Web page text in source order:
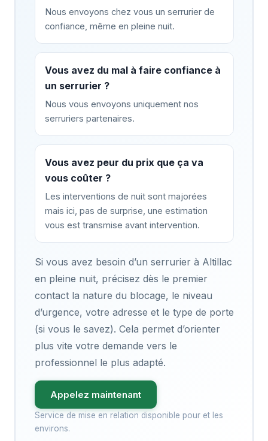
Nous envoyons chez vous un serrurier de
confiance, même en pleine nuit.
Vous avez du mal à faire confiance à
un serrurier ?
Nous vous envoyons uniquement nos
serruriers partenaires.
Vous avez peur du prix que ça va
vous coûter ?
Les interventions de nuit sont majorées
mais ici, pas de surprise, une estimation
vous est transmise avant intervention.
Si vous avez besoin d’un serrurier à Altillac
en pleine nuit, précisez dès le premier
contact la nature du blocage, le niveau
d’urgence, votre adresse et le type de porte
(si vous le savez). Cela permet d’orienter
plus vite votre demande vers le
professionnel le plus adapté.
Appelez maintenant
Service de mise en relation disponible pour et les
environs.